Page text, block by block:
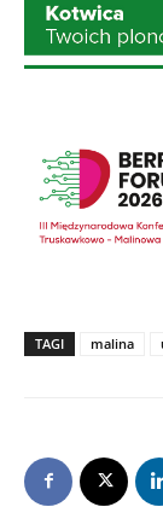
TAGI malina